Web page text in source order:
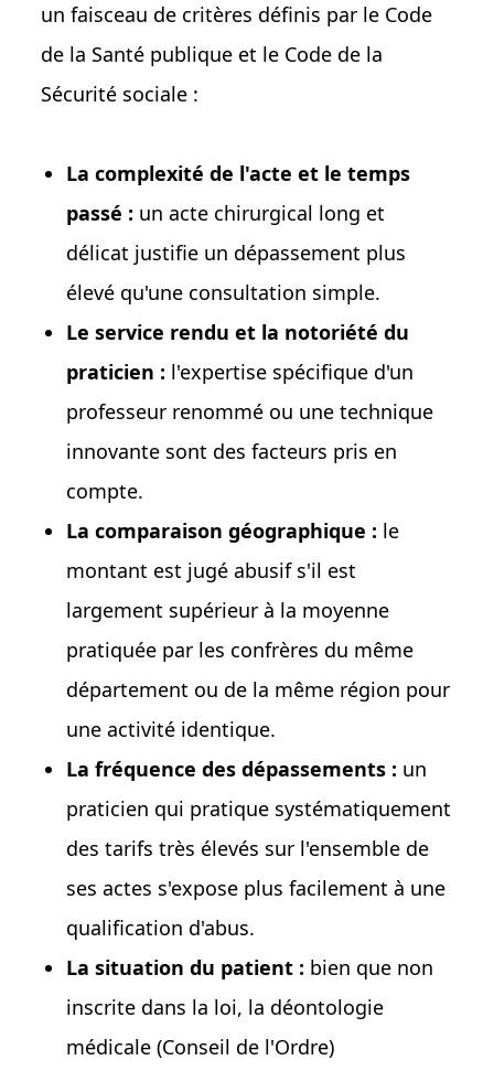
un faisceau de critères définis par le Code
de la Santé publique et le Code de la
Sécurité sociale :
La complexité de l'acte et le temps
passé : un acte chirurgical long et
délicat justifie un dépassement plus
élevé qu'une consultation simple.
Le service rendu et la notoriété du
praticien : l'expertise spécifique d'un
professeur renommé ou une technique
innovante sont des facteurs pris en
compte.
La comparaison géographique : le
montant est jugé abusif s'il est
largement supérieur à la moyenne
pratiquée par les confrères du même
département ou de la même région pour
une activité identique.
La fréquence des dépassements : un
praticien qui pratique systématiquement
des tarifs très élevés sur l'ensemble de
ses actes s'expose plus facilement à une
qualification d'abus.
La situation du patient : bien que non
inscrite dans la loi, la déontologie
médicale (Conseil de l'Ordre)